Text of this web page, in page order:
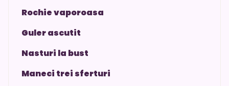
Rochie vaporoasa
Guler ascutit
Nasturi la bust
Maneci trei sferturi